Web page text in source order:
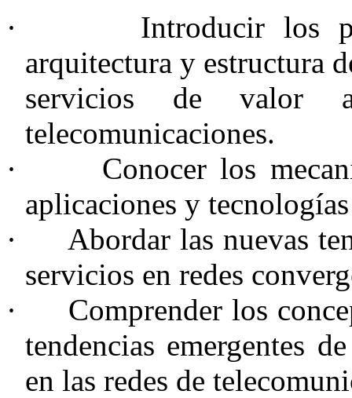
·
Introducir los
arquitectura y estructura
servicios de valor
telecomunicaciones.
·
Conocer los
aplicaciones y
·
Abordar las nuevas
servicios en redes
·
Comprender los
tendencias emergentes
en las redes de